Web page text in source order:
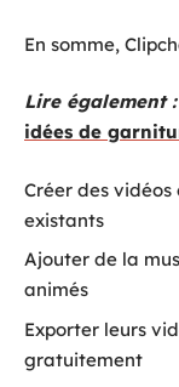
En somme,
Lire également :
idées de
Créer des
existants
Ajouter de la
animés
Exporter leurs
gratuitement